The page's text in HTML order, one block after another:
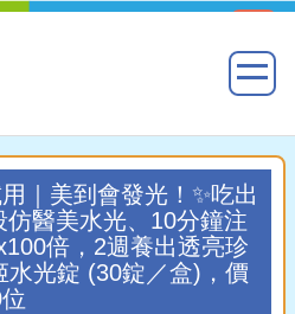
｜美到會發光！✨吃出
醫美水光、10分鐘注
倍，2週養出透亮珍
水光錠 (30錠／盒)，價